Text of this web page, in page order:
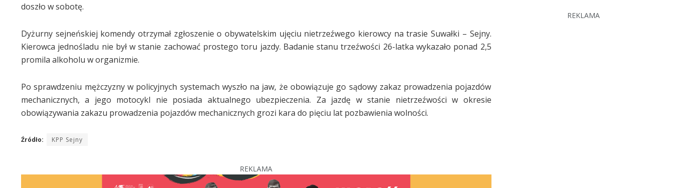
doszło w sobotę.
Dyżurny sejneńskiej komendy otrzymał zgłoszenie o obywatelskim ujęciu nietrzeźwego kierowcy na trasie Suwałki – Sejny.
Kierowca jednośladu nie był w stanie zachować prostego toru jazdy. Badanie stanu trzeźwości 26-latka wykazało ponad 2,5
promila alkoholu w organizmie.
Po sprawdzeniu mężczyzny w policyjnych systemach wyszło na jaw, że obowiązuje go sądowy zakaz prowadzenia pojazdów
mechanicznych, a jego motocykl nie posiada aktualnego ubezpieczenia. Za jazdę w stanie nietrzeźwości w okresie
obowiązywania zakazu prowadzenia pojazdów mechanicznych grozi kara do pięciu lat pozbawienia wolności.
Źródło: KPP Sejny
REKLAMA
REKLAMA